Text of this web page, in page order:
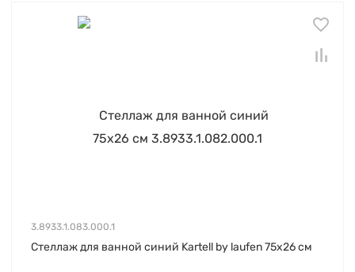
3.8933.1.083.000.1
Стеллаж для ванной синий Kartell by laufen 75х26 см